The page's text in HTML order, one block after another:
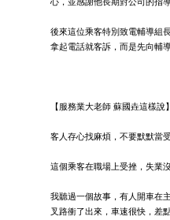
後來這位乘客特別致電輔導組
拿起電話就客訴，而是先向輔
【服務業大老師 蘇國垚這樣說】
客人存心找麻煩，不要默默當
這個乘客在職場上受挫，失業
我聽過一個故事，有人開車在
叉路衝了出來，車速很快，差